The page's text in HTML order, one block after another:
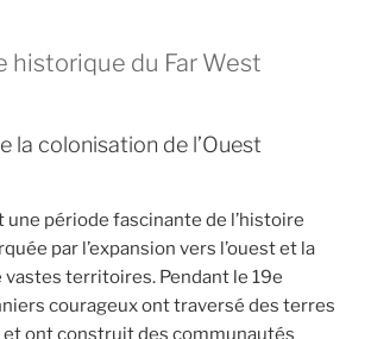
historique du Far West
la colonisation de l’Ouest
une période fascinante de l’histoire
par l’expansion vers l’ouest et la
territoires. Pendant le 19e
courageux ont traversé des terres
ont construit des communautés